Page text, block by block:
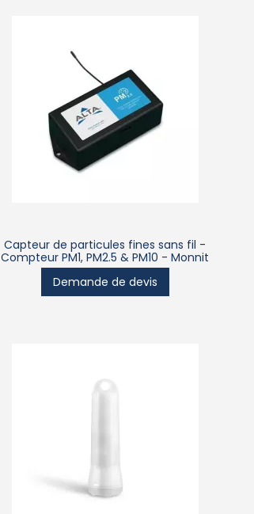
Capteur de particules fines sans fil -
Compteur PM1, PM2.5 & PM10 - Monnit
Demande de devis